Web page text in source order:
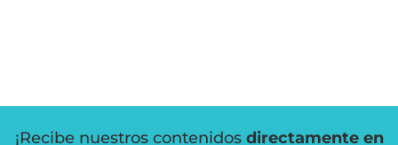
¡Recibe nuestros contenidos directamente en